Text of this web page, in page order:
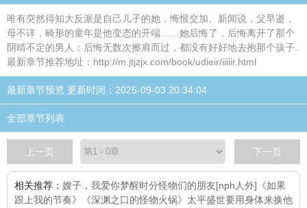
唯有突然得知大反派是自己儿子的她，悔恨交加。新闻说，父早逝，
母不详，畸形的童年是他变态的开端……她后悔了，后悔离开了那个
阴晴不定的男人；后悔无数次擦肩而过，都没有好好地去抱那个孩子..
最新章节推荐地址：http://m.jtjzjx.com/book/udieir/iiiiir.html
最新章节预览 更新时间：2025-09-03 20:34:04
全部章节列表
上一页 下一页
相关推荐： 嫂子，我爱你梦醒时分怪物们的朋友[nph人外] 《如果
跟上我的节奏》
《深渊之口的怪物火锅》 太平盛世要用身体来换他